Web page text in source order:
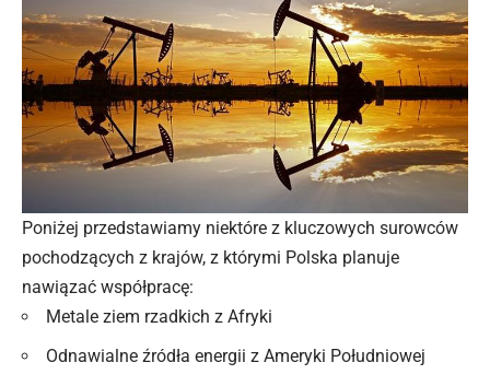
Poniżej przedstawiamy niektóre z kluczowych surowców
pochodzących z krajów, z którymi Polska planuje
nawiązać współpracę:
Metale ziem rzadkich z Afryki
Odnawialne źródła energii z Ameryki Południowej